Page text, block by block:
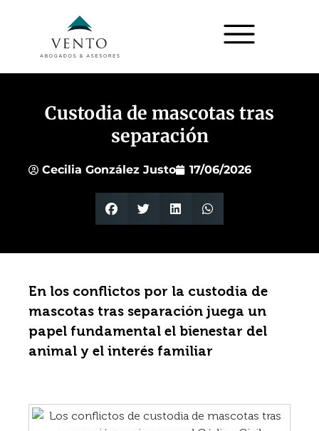
Custodia de mascotas tras
separación
Cecilia González Justo 17/06/2026
En los conflictos por la custodia de
mascotas tras separación juega un
papel fundamental el bienestar del
animal y el interés familiar